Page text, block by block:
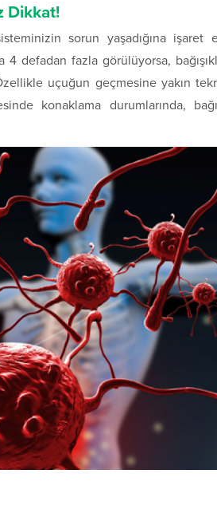
Dikkat!
sorun yaşadığına işaret
defadan fazla görülüyorsa,
uçuğun geçmesine yakın
konaklama durumlarında,